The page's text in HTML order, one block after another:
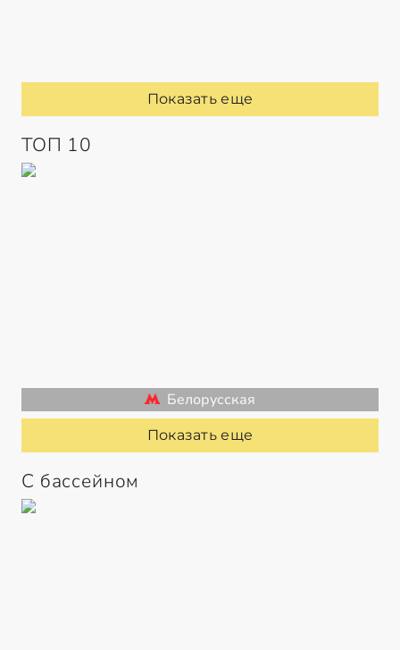
Показать еще
ТОП 10
Белорусская
Показать еще
С бассейном